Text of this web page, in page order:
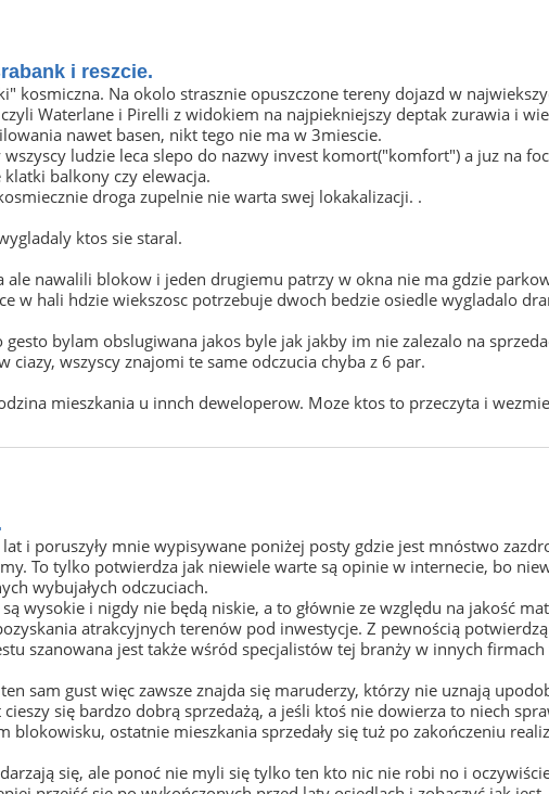
i reszcie.
kosmiczna. Na okolo strasznie opuszczone tereny dojazd w
Waterlane i Pirelli z widokiem na najpiekniejszy deptak zurawia i
nawet basen, nikt tego nie ma w 3miescie.
ludzie leca slepo do nazwy invest komort("komfort") a juz na
balkony czy elewacja.
droga zupelnie nie warta swej lokakalizacji. .
ktos sie staral.
nawalili blokow i jeden drugiemu patrzy w okna nie ma gdzie
w hali hdzie wiekszosc potrzebuje dwoch bedzie osiedle wygladalo
bylam obslugiwana jakos byle jak jakby im nie zalezalo na
wszyscy znajomi te same odczucia chyba z 6 par.
mieszkania u innch deweloperow. Moze ktos to przeczyta i
i poruszyły mnie wypisywane poniżej posty gdzie jest mnóstwo
To tylko potwierdza jak niewiele warte są opinie w internecie, bo
wybujałych odczuciach.
wysokie i nigdy nie będą niskie, a to głównie ze względu na jakość
atrakcyjnych terenów pod inwestycje. Z pewnością
szanowana jest także wśród specjalistów tej branży w innych
sam gust więc zawsze znajda się maruderzy, którzy nie uznają
się bardzo dobrą sprzedażą, a jeśli ktoś nie dowierza to niech
ostatnie mieszkania sprzedały się tuż po zakończeniu
się, ale ponoć nie myli się tylko ten kto nic nie robi no i